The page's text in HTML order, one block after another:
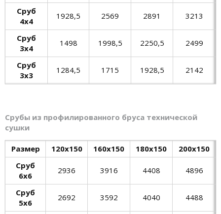
Сруб
4х4
1928,5 2569 2891 3213
Сруб
3х4
1498 1998,5 2250,5 2499
Сруб
3х3
1284,5 1715 1928,5 2142
Срубы из профилированного бруса технической
сушки
Размер 120х150 160х150 180х150
200х150
Сруб
6х6
2936 3916 4408 4896
Сруб
5х6
2692 3592 4040 4488